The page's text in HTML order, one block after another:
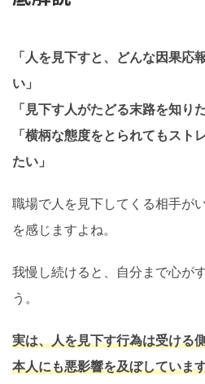
「人を見下すと、どんな因果応
い」
「見下す人がたどる末路を知り
「横柄な態度をとられてもスト
たい」
職場で人を見下してくる相手が
を感じますよね。
我慢し続けると、自分まで心が
う。
実は、人を見下す行為は受ける
本人にも悪影響を及ぼしていま